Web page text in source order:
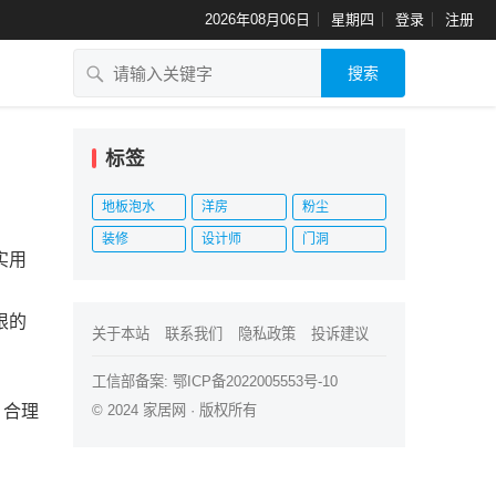
2026年08月06日 星期四 登录 注册
搜索
用
的
理
标签
地板泡水 洋房 粉尘
装修 设计师 门洞
关于本站 联系我们 隐私政策 投诉建议
工信部备案: 鄂ICP备2022005553号-10
© 2024 家居网 · 版权所有